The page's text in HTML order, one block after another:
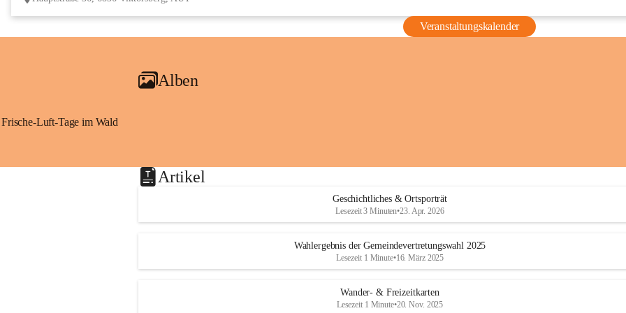
Veranstaltungskalender
Alben
Frische-Luft-Tage im Wald
Artikel
Geschichtliches & Ortsporträt
Lesezeit 3 Minuten•23. Apr. 2026
Wahlergebnis der Gemeindevertretungswahl 2025
Lesezeit 1 Minute•16. März 2025
Wander- & Freizeitkarten
Lesezeit 1 Minute•20. Nov. 2025